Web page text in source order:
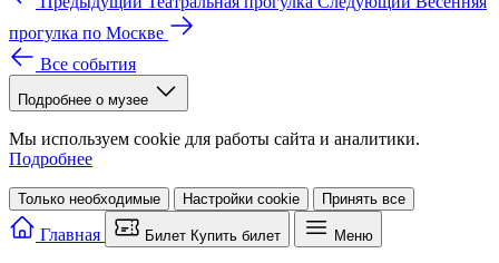
прогулка по Москве
Все события
Подробнее о музее
Мы используем cookie для работы сайта и аналитики.
Подробнее
Только необходимые Настройки cookie Принять все
Главная Билет Купить билет Меню